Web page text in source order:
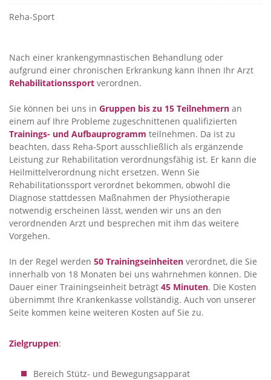
Reha-Sport
Nach einer krankengymnastischen Behandlung oder
aufgrund einer chronischen Erkrankung kann Ihnen Ihr Arzt
Rehabilitationssport verordnen.
Sie können bei uns in Gruppen bis zu 15 Teilnehmern an
einem auf Ihre Probleme zugeschnittenen qualifizierten
Trainings- und Aufbauprogramm teilnehmen. Da ist zu
beachten, dass Reha-Sport ausschließlich als ergänzende
Leistung zur Rehabilitation verordnungsfähig ist. Er kann die
Heilmittelverordnung nicht ersetzen. Wenn Sie
Rehabilitationssport verordnet bekommen, obwohl die
Diagnose stattdessen Maßnahmen der Physiotherapie
notwendig erscheinen lässt, wenden wir uns an den
verordnenden Arzt und besprechen mit ihm das weitere
Vorgehen.
In der Regel werden 50 Trainingseinheiten verordnet, die Sie
innerhalb von 18 Monaten bei uns wahrnehmen können. Die
Dauer einer Trainingseinheit beträgt 45 Minuten. Die Kosten
übernimmt Ihre Krankenkasse vollständig. Auch von unserer
Seite kommen keine weiteren Kosten auf Sie zu.
Zielgruppen:
Bereich Stütz- und Bewegungsapparat